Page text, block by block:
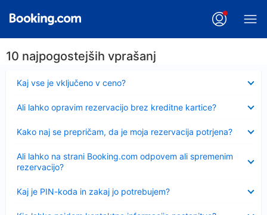
10 najpogostejših vprašanj
Kaj vse je vključeno v ceno?
Ali lahko opravim rezervacijo brez kreditne kartice?
Kako naj se prepričam, da je moja rezervacija potrjena?
Ali lahko na strani Booking.com odpovem ali spremenim
rezervacijo?
Kaj je PIN-koda in zakaj jo potrebujem?